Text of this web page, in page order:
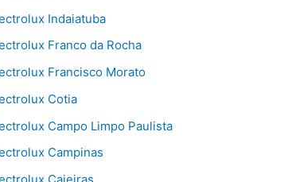
Indaiatuba
Franco da Rocha
Francisco Morato
Cotia
Campo Limpo Paulista
Campinas